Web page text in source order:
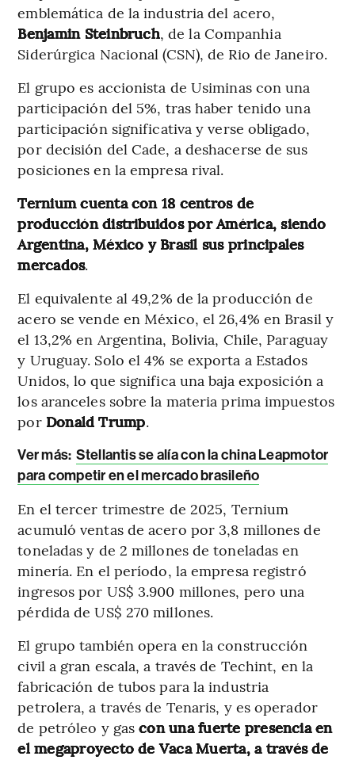
emblemática de la industria del acero,
Benjamin Steinbruch, de la Companhia
Siderúrgica Nacional (CSN), de Rio de Janeiro.
El grupo es accionista de Usiminas con una
participación del 5%, tras haber tenido una
participación significativa y verse obligado,
por decisión del Cade, a deshacerse de sus
posiciones en la empresa rival.
Ternium cuenta con 18 centros de
producción distribuidos por América, siendo
Argentina, México y Brasil sus principales
mercados.
El equivalente al 49,2% de la producción de
acero se vende en México, el 26,4% en Brasil y
el 13,2% en Argentina, Bolivia, Chile, Paraguay
y Uruguay. Solo el 4% se exporta a Estados
Unidos, lo que significa una baja exposición a
los aranceles sobre la materia prima impuestos
por Donald Trump.
Ver más: Stellantis se alía con la china Leapmotor
para competir en el mercado brasileño
En el tercer trimestre de 2025, Ternium
acumuló ventas de acero por 3,8 millones de
toneladas y de 2 millones de toneladas en
minería. En el período, la empresa registró
ingresos por US$ 3.900 millones, pero una
pérdida de US$ 270 millones.
El grupo también opera en la construcción
civil a gran escala, a través de Techint, en la
fabricación de tubos para la industria
petrolera, a través de Tenaris, y es operador
de petróleo y gascon una fuerte presencia en
el megaproyecto de Vaca Muerta, a través de